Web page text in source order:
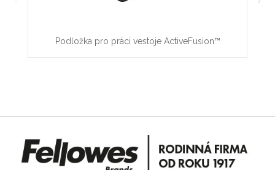
Podložka pro práci vestoje ActiveFusion™